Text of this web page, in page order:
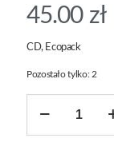
45.00 zł
CD, Ecopack
Pozostało tylko: 2
Sound